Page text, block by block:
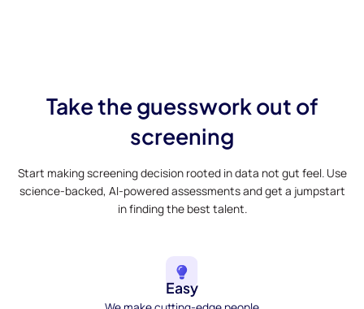
Take the guesswork out of
screening
Start making screening decision rooted in data not gut feel. Use
science-backed, AI-powered assessments and get a jumpstart
in finding the best talent.
Easy